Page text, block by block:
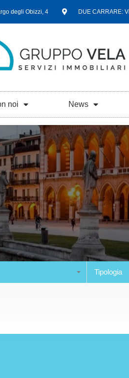
degli Obizzi, 4 DUE CARRARE:
noi News
Tipologia